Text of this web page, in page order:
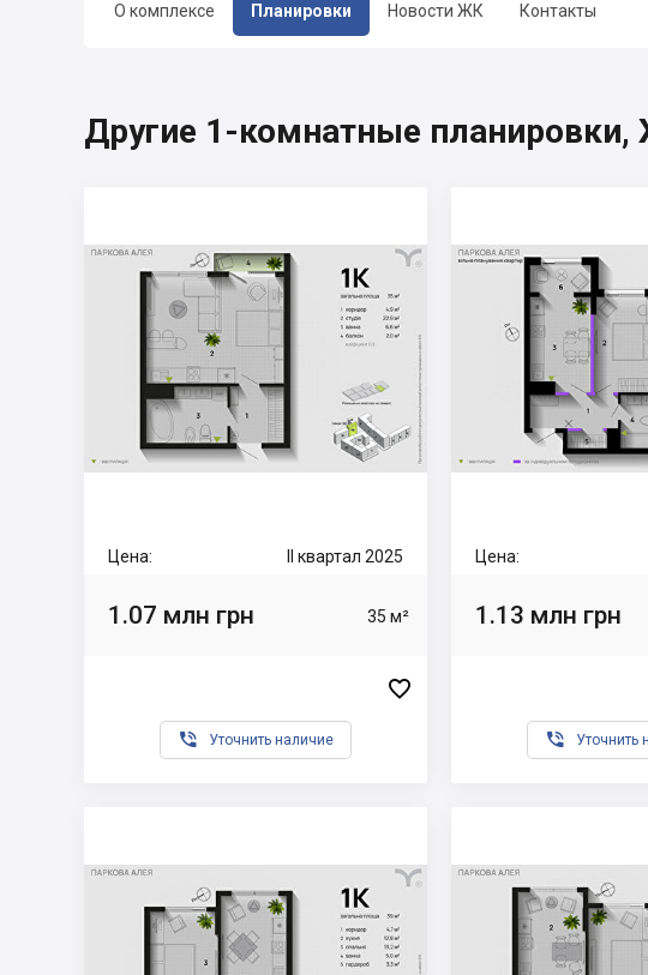
О комплексе Планировки Новости ЖК Контакты
Другие 1-комнатные
Цена: II квартал 2025
1.07 млн грн 35 м²

 Уточнить наличие
Цена:
1.13 млн грн
 Уточнить